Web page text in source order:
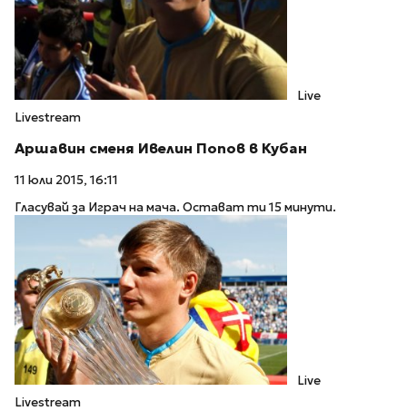
Live
Livestream
Аршавин сменя Ивелин Попов в Кубан
11 юли 2015, 16:11
Гласувай за Играч на мача. Остават ти 15 минути.
Live
Livestream